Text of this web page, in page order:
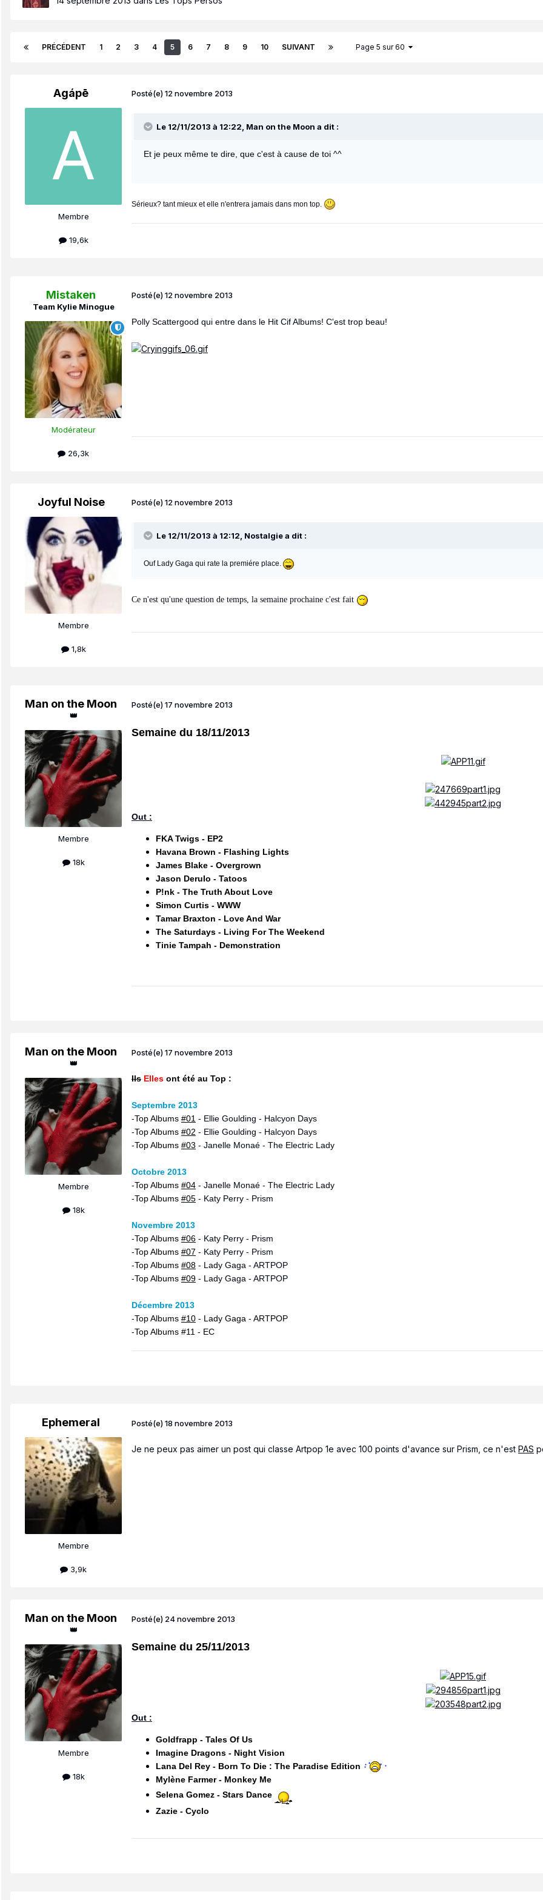
PRÉCÉDENT 1 2 3 4 5 6 7 8 9 10 SUIVANT Page 5 sur 60
Agápē
Membre
19,6k
Posté(e)12 novembre 2013
Le 12/11/2013 à 12:22, Man on the Moon a dit :
Et je peux même te dire, que c'est à cause de toi ^^
Sérieux? tant mieux et elle n'entrera jamais dans mon top.
Mistaken
Team Kylie Minogue
Modérateur
26,3k
Posté(e)12 novembre 2013
Polly Scattergood qui entre dans le Hit Cif Albums! C'est trop beau!
Joyful Noise
Membre
1,8k
Posté(e)12 novembre 2013
Le 12/11/2013 à 12:12, Nostalgie a dit :
Ouf Lady Gaga qui rate la premiére place.
Ce n'est qu'une question de temps, la semaine prochaine c'est fait
Man on the Moon
👑
Membre
18k
Posté(e)17 novembre 2013
Semaine du 18/11/2013
Out :
FKA Twigs - EP2
Havana Brown - Flashing Lights
James Blake - Overgrown
Jason Derulo - Tatoos
P!nk - The Truth About Love
Simon Curtis - WWW
Tamar Braxton - Love And War
The Saturdays - Living For The Weekend
Tinie Tampah - Demonstration
Man on the Moon
👑
Membre
18k
Posté(e)17 novembre 2013
Ils Elles ont été au Top :
Septembre 2013
-Top Albums #01 - Ellie Goulding - Halcyon Days
-Top Albums #02 - Ellie Goulding - Halcyon Days
-Top Albums #03 - Janelle Monaé - The Electric Lady
Octobre 2013
-Top Albums #04 - Janelle Monaé - The Electric Lady
-Top Albums #05 - Katy Perry - Prism
Novembre 2013
-Top Albums #06 - Katy Perry - Prism
-Top Albums #07 - Katy Perry - Prism
-Top Albums #08 - Lady Gaga - ARTPOP
-Top Albums #09 - Lady Gaga - ARTPOP
Décembre 2013
-Top Albums #10 - Lady Gaga - ARTPOP
-Top Albums #11 - EC
Ephemeral
Membre
3,9k
Posté(e)18 novembre 2013
Je ne peux pas aimer un post qui classe Artpop 1e avec 100 points d'avance sur Prism, ce n'est PAS
Man on the Moon
👑
Membre
18k
Posté(e) 24 novembre 2013
Semaine du 25/11/2013
Out :
Goldfrapp - Tales Of Us
Imagine Dragons - Night Vision
Lana Del Rey - Born To Die : The Paradise Edition
Mylène Farmer - Monkey Me
Selena Gomez - Stars Dance
Zazie - Cyclo